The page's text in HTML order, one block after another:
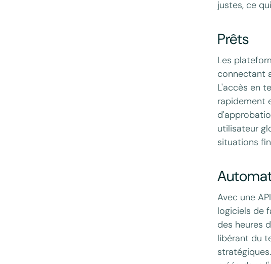
justes, ce
Prêts
Les
connectant
L'accès en
rapidement
utilisateur
situations
Avec une
logiciels de
des heures
libérant du